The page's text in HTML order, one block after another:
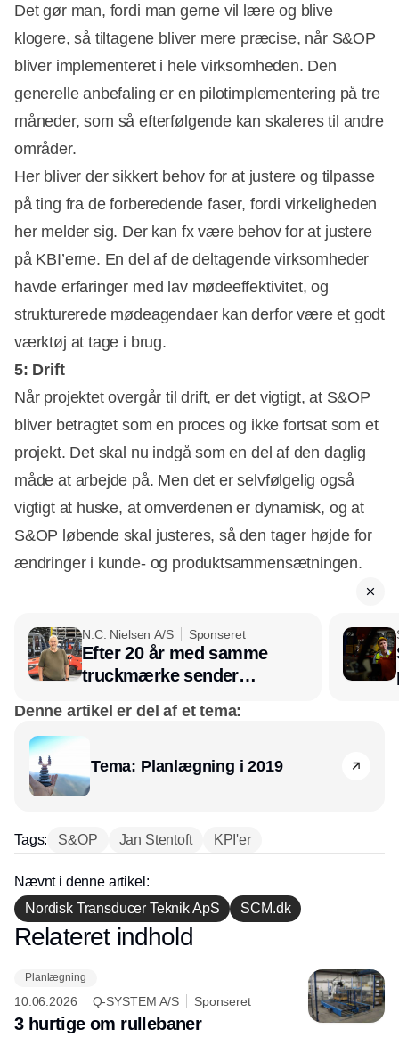
Det gør man, fordi man gerne vil lære og blive
klogere, så tiltagene bliver mere præcise, når S&OP
bliver implementeret i hele virksomheden. Den
generelle anbefaling er en pilotimplementering på tre
måneder, som så efterfølgende kan skaleres til andre
områder.
Her bliver der sikkert behov for at justere og tilpasse
på ting fra de forberedende faser, fordi virkeligheden
her melder sig. Der kan fx være behov for at justere
på KBI’erne. En del af de deltagende virksomheder
havde erfaringer med lav mødeeffektivitet, og
strukturerede mødeagendaer kan derfor være et godt
værktøj at tage i brug.
5: Drift
Når projektet overgår til drift, er det vigtigt, at S&OP
bliver betragtet som en proces og ikke fortsat som et
projekt. Det skal nu indgå som en del af den daglig
måde at arbejde på. Men det er selvfølgelig også
vigtigt at huske, at omverdenen er dynamisk, og at
S&OP løbende skal justeres, så den tager højde for
ændringer i kunde- og produktsammensætningen.
N.C. Nielsen A/S Sponseret
Efter 20 år med samme
truckmærke sender
hos INOX
Denne artikel er del af et tema:
Tema: Planlægning i 2019
Tags: S&OP Jan Stentoft KPI'er
Nævnt i denne artikel:
Nordisk Transducer Teknik ApS
SCM.dk
Annonce
Relateret indhold
Planlægning
10.06.2026 Q-SYSTEM A/S Sponseret
3 hurtige om rullebaner